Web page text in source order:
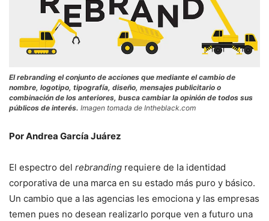
Elrebranding el conjunto de acciones que mediante el cambio de
nombre, logotipo, tipografía, diseño, mensajes publicitario o
combinación de los anteriores, busca cambiar la opinión de todos sus
públicos de interés. Imagen tomada de Intheblack.com
Por Andrea García Juárez
El espectro del rebranding requiere de la identidad
corporativa de una marca en su estado más puro y básico.
Un cambio que a las agencias les emociona y las empresas
temen pues no desean realizarlo porque ven a futuro una